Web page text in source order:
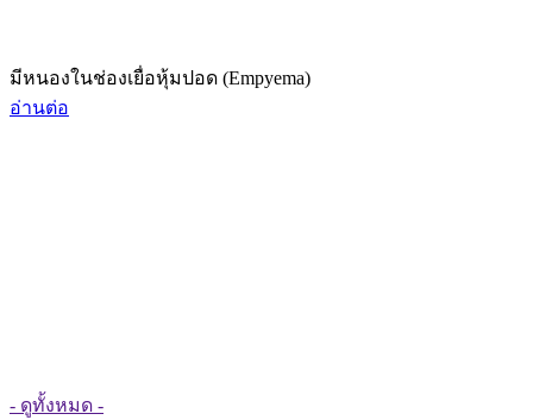
มีหนองในช่องเยื่อหุ้มปอด (Empyema)
อ่านต่อ
- ดูทั้งหมด -